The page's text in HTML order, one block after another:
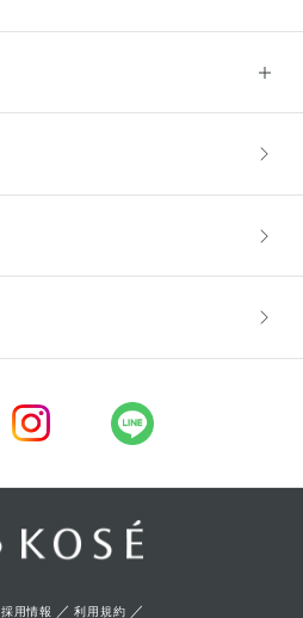
採用情報 ／利用規約 ／